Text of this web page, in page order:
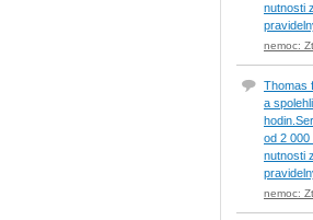
nutnosti
nemoc:
Thomas
a
od 2 000
nutnosti
nemoc: